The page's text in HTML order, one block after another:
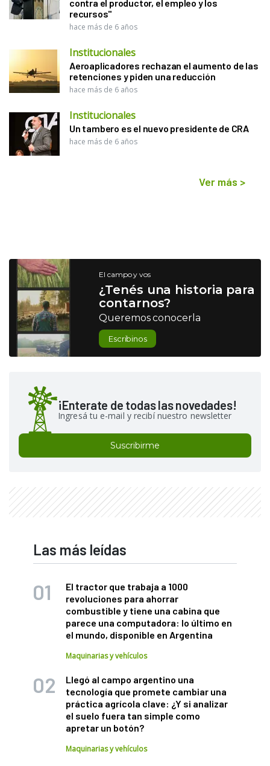
contra el productor, el empleo y los
recursos"
hace más de 6 años
Institucionales
Aeroaplicadores rechazan el aumento de las
retenciones y piden una reducción
hace más de 6 años
Institucionales
Un tambero es el nuevo presidente de CRA
hace más de 6 años
Ver más >
El campo y vos
¿Tenés una historia para
contarnos?
Queremos conocerla
Escribinos
¡Enterate de todas las novedades!
Ingresá tu e-mail y recibí nuestro newsletter
Suscribirme
Las más leídas
El tractor que trabaja a 1000
revoluciones para ahorrar
combustible y tiene una cabina que
parece una computadora: lo último en
el mundo, disponible en Argentina
Maquinarias y vehículos
Llegó al campo argentino una
tecnología que promete cambiar una
práctica agrícola clave: ¿Y si analizar
el suelo fuera tan simple como
apretar un botón?
Maquinarias y vehículos